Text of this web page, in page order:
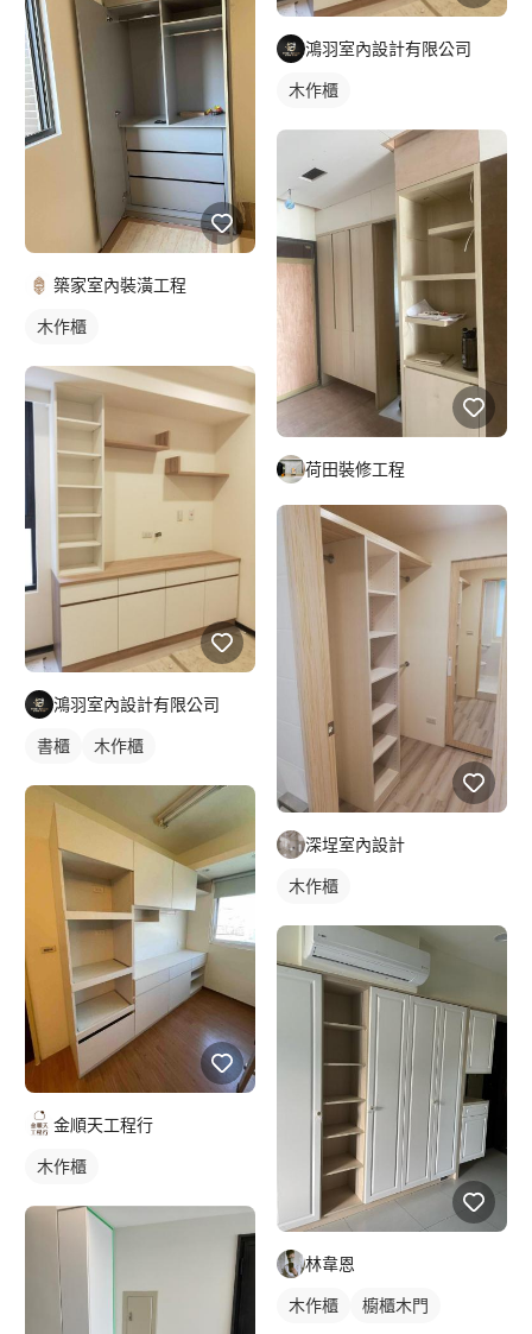
築家室內裝潢工程
木作櫃
鴻羽室內設計有限公司
書櫃 木作櫃
金順天工程行
木作櫃
鴻羽室內設計有限公司
木作櫃
荷田裝修工程
深埕室內設計
木作櫃
林韋恩
木作櫃 櫥櫃木門